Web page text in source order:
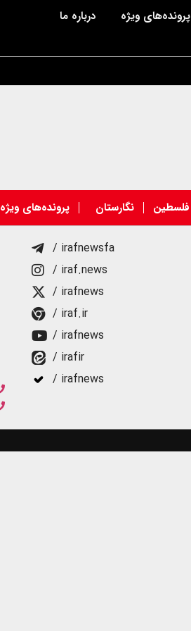
پرونده‌های ویژه درباره ما
فلسطین نگارستان پرونده‌های ویژه
/ irafnewsfa
/ iraf.news
/ irafnews
/ iraf.ir
/ irafnews
/ irafir
/ irafnews